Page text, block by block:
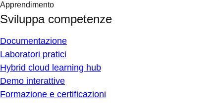
Apprendimento
Sviluppa competenze
Documentazione
Laboratori pratici
Hybrid cloud learning hub
Demo interattive
Formazione e certificazioni